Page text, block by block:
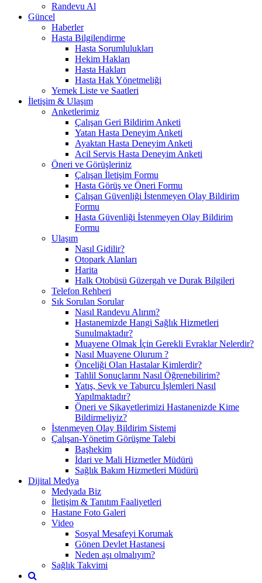
Randevu Al
Güncel
Haberler
Hasta Bilgilendirme
Hasta Sorumlulukları
Hekim Hakları
Hasta Hakları
Hasta Hak Yönetmeliği
Yemek Liste ve Saatleri
İletişim & Ulaşım
Anketlerimiz
Çalışan Geri Bildirim Anketi
Yatan Hasta Deneyim Anketi
Ayaktan Hasta Deneyim Anketi
Acil Servis Hasta Deneyim Anketi
Öneri ve Görüşleriniz
Çalışan İletişim Formu
Hasta Görüş ve Öneri Formu
Çalışan Güvenliği İstenmeyen Olay Bildirim
Formu
Hasta Güvenliği İstenmeyen Olay Bildirim
Formu
Ulaşım
Nasıl Gidilir?
Otopark Alanları
Harita
Halk Otobüsü Güzergah ve Durak Bilgileri
Telefon Rehberi
Sık Sorulan Sorular
Nasıl Randevu Alırım?
Hastanemizde Hangi Sağlık Hizmetleri
Sunulmaktadır?
Muayene Olmak İçin Gerekli Evraklar Nelerdir?
Nasıl Muayene Olurum ?
Önceliği Olan Hastalar Kimlerdir?
Tahlil Sonuçlarını Nasıl Öğrenebilirim?
Yatış, Sevk ve Taburcu İşlemleri Nasıl
Yapılmaktadır?
Öneri ve Şikayetlerimizi Hastanenizde Kime
Bildirmeliyiz?
İstenmeyen Olay Bildirim Sistemi
Çalışan-Yönetim Görüşme Talebi
Başhekim
İdari ve Mali Hizmetler Müdürü
Sağlık Bakım Hizmetleri Müdürü
Dijital Medya
Medyada Biz
İletişim & Tanıtım Faaliyetleri
Hastane Foto Galeri
Video
Sosyal Mesafeyi Korumak
Gönen Devlet Hastanesi
Neden aşı olmalıyım?
Sağlık Takvimi